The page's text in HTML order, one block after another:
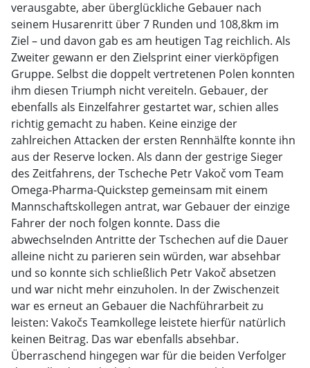
verausgabte, aber überglückliche Gebauer nach
seinem Husarenritt über 7 Runden und 108,8km im
Ziel – und davon gab es am heutigen Tag reichlich. Als
Zweiter gewann er den Zielsprint einer vierköpfigen
Gruppe. Selbst die doppelt vertretenen Polen konnten
ihm diesen Triumph nicht vereiteln. Gebauer, der
ebenfalls als Einzelfahrer gestartet war, schien alles
richtig gemacht zu haben. Keine einzige der
zahlreichen Attacken der ersten Rennhälfte konnte ihn
aus der Reserve locken. Als dann der gestrige Sieger
des Zeitfahrens, der Tscheche Petr Vakoč vom Team
Omega-Pharma-Quickstep gemeinsam mit einem
Mannschaftskollegen antrat, war Gebauer der einzige
Fahrer der noch folgen konnte. Dass die
abwechselnden Antritte der Tschechen auf die Dauer
alleine nicht zu parieren sein würden, war absehbar
und so konnte sich schließlich Petr Vakoč absetzen
und war nicht mehr einzuholen. In der Zwischenzeit
war es erneut an Gebauer die Nachführarbeit zu
leisten: Vakočs Teamkollege leistete hierfür natürlich
keinen Beitrag. Das war ebenfalls absehbar.
Überraschend hingegen war für die beiden Verfolger